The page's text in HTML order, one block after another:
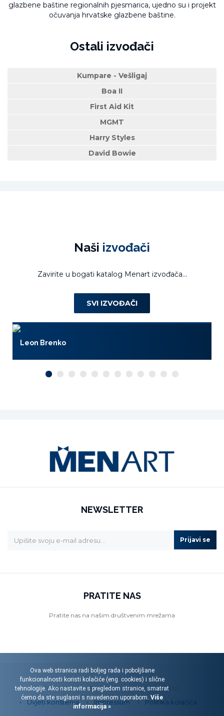
glazbene baštine regionalnih pjesmarica, ujedno su i projekt
očuvanja hrvatske glazbene baštine.
Ostali izvođači
Kumpare - Vešligaj
Boa II
First Aid Kit
MGMT
Harry Styles
David Bowie
Naši izvođači
Zavirite u bogati katalog Menart izvođača...
SVI IZVOĐAČI
Leon Brenko
NEWSLETTER
Prijavi se
PRATITE NAS
Pratite nas na našim društvenim mrežama
Menart d.o.o. © 2026. Sva prava pridržana.
Uvjeti korištenja
Impressum Politika kolačića
Ova web stranica radi boljeg rada i poboljšane
funkcionalnosti koristi kolačiće (eng. cookies) i slične
tehnologije. Ako nastavite s pregledom stranice, smatrat
ćemo da ste suglasni s navedenom uporabom. Više
informacija »